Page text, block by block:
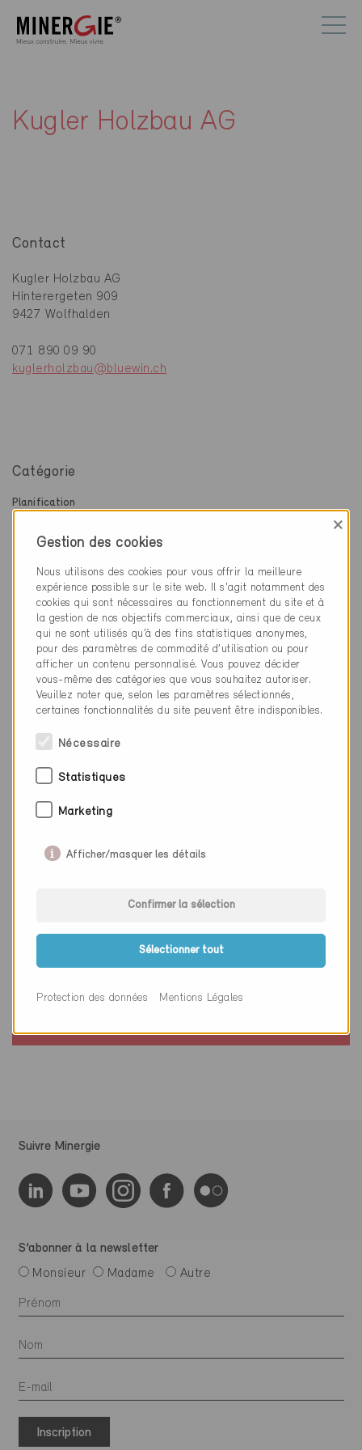
Kugler Holzbau AG
Contact
Kugler Holzbau AG
Hinterergeten 909
9427 Wolfhalden
071 890 09 90
kuglerholzbau@bluewin.ch
Catégorie
Planification
Enveloppe du bâtiment, façades, toiture
1 Bâtiments Minergie (1 Certificats)
Nouvelle construction, Habitat individuel
Suivre Minergie
S’abonner à la newsletter
Monsieur
Madame Autre
Inscription
Gestion des cookies
×
Nous utilisons des cookies pour vous offrir la meilleure
expérience possible sur le site web. Il s'agit notamment des
cookies qui sont nécessaires au fonctionnement du site et à
la gestion de nos objectifs commerciaux, ainsi que de ceux
qui ne sont utilisés qu’à des fins statistiques anonymes,
pour des paramètres de commodité d’utilisation ou pour
afficher un contenu personnalisé. Vous pouvez décider
vous-même des catégories que vous souhaitez autoriser.
Veuillez noter que, selon les paramètres sélectionnés,
certaines fonctionnalités du site peuvent être indisponibles.
Nécessaire
Statistiques
Marketing
Afficher/masquer les détails
Confirmer la sélection
Sélectionner tout
Protection des données Mentions Légales